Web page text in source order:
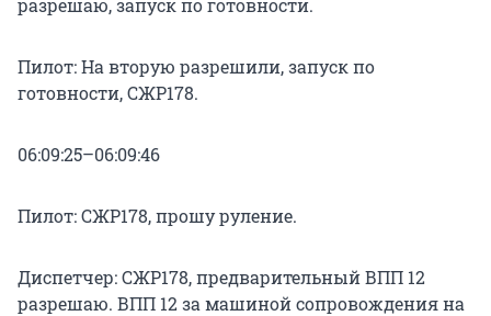
Пилот: На вторую разрешили, запуск по
готовности, СЖР178.
06:09:25–06:09:46
Пилот: СЖР178, прошу руление.
Диспетчер: СЖР178, предварительный ВПП 12
разрешаю. ВПП 12 за машиной сопровождения на